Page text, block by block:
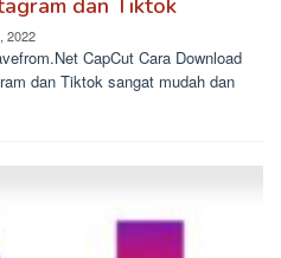
dan Tiktok
2022
CapCut Cara Download
dan Tiktok sangat mudah dan